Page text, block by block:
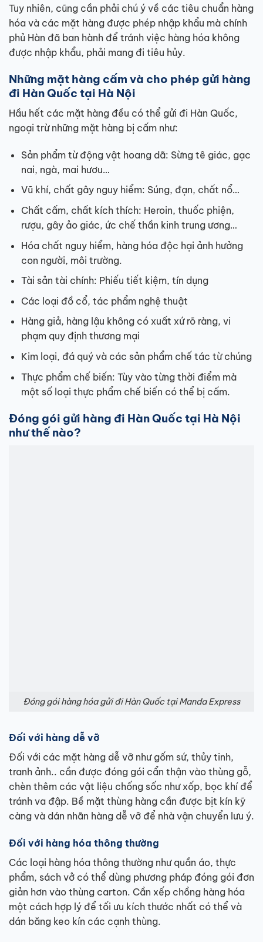
Tuy nhiên, cũng cần phải chú ý về các tiêu chuẩn hàng
hóa và các mặt hàng được phép nhập khẩu mà chính
phủ Hàn đã ban hành để tránh việc hàng hóa không
được nhập khẩu, phải mang đi tiêu hủy.
Những mặt hàng cấm và cho phép gửi hàng
đi Hàn Quốc tại Hà Nội
Hầu hết các mặt hàng đều có thể gửi đi Hàn Quốc,
ngoại trừ những mặt hàng bị cấm như:
Sản phẩm từ động vật hoang dã: Sừng tê giác, gạc
nai, ngà, mai hươu…
Vũ khí, chất gây nguy hiểm: Súng, đạn, chất nổ…
Chất cấm, chất kích thích: Heroin, thuốc phiện,
rượu, gây ảo giác, ức chế thần kinh trung ương…
Hóa chất nguy hiểm, hàng hóa độc hại ảnh hưởng
con người, môi trường.
Tài sản tài chính: Phiếu tiết kiệm, tín dụng
Các loại đồ cổ, tác phẩm nghệ thuật
Hàng giả, hàng lậu không có xuất xứ rõ ràng, vi
phạm quy định thương mại
Kim loại, đá quý và các sản phẩm chế tác từ chúng
Thực phẩm chế biến: Tùy vào từng thời điểm mà
một số loại thực phẩm chế biến có thể bị cấm.
Đóng gói gửi hàng đi Hàn Quốc tại Hà Nội
như thế nào?
Đóng gói hàng hóa gửi đi Hàn Quốc tại Manda Express
Đối với hàng dễ vỡ
Đối với các mặt hàng dễ vỡ như gốm sứ, thủy tinh,
tranh ảnh.. cần được đóng gói cẩn thận vào thùng gỗ,
chèn thêm các vật liệu chống sốc như xốp, bọc khí để
tránh va đập. Bề mặt thùng hàng cần được bịt kín kỹ
càng và dán nhãn hàng dễ vỡ để nhà vận chuyển lưu ý.
Đối với hàng hóa thông thường
Các loại hàng hóa thông thường như quần áo, thực
phẩm, sách vở có thể dùng phương pháp đóng gói đơn
giản hơn vào thùng carton. Cần xếp chồng hàng hóa
một cách hợp lý để tối ưu kích thước nhất có thể và
dán băng keo kín các cạnh thùng.